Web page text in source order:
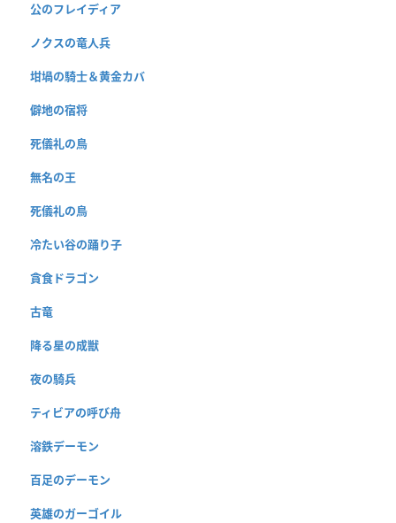
公のフレイディア
ノクスの竜人兵
坩堝の騎士＆黄金カバ
僻地の宿将
死儀礼の鳥
無名の王
死儀礼の鳥
冷たい谷の踊り子
貪食ドラゴン
古竜
降る星の成獣
夜の騎兵
ティビアの呼び舟
溶鉄デーモン
百足のデーモン
英雄のガーゴイル